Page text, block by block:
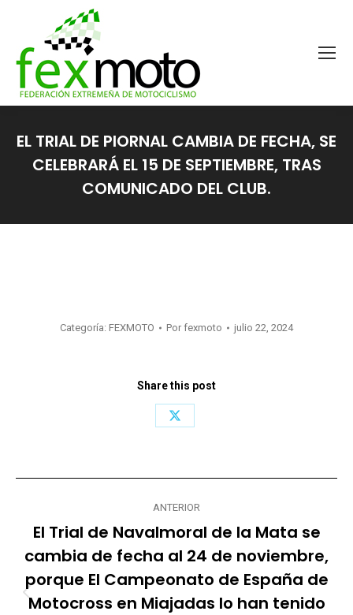
EL TRIAL DE PIORNAL CAMBIA DE FECHA, SE
CELEBRARÁ EL 15 DE SEPTIEMBRE, TRAS
COMUNICADO DEL CLUB.
Categoría: FEXMOTO Por fexmoto julio 22, 2024
Share this post
Share
Navegación
entre
publicaciones
ANTERIOR
Publicación
El Trial de Navalmoral de la Mata se
cambia de fecha al 24 de noviembre,
porque El Campeonato de España de
Motocross en Miajadas lo han tenido